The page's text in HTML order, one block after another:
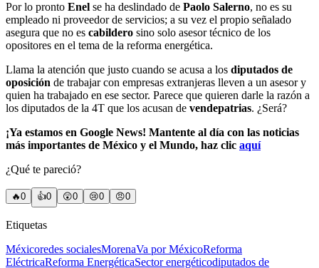
Por lo pronto Enel se ha deslindado de Paolo Salerno, no es su
empleado ni proveedor de servicios; a su vez el propio señalado
asegura que no es cabildero sino solo asesor técnico de los
opositores en el tema de la reforma energética.
Llama la atención que justo cuando se acusa a los diputados de
oposición de trabajar con empresas extranjeras lleven a un asesor y
quien ha trabajado en ese sector. Parece que quieren darle la razón a
los diputados de la 4T que los acusan de vendepatrias. ¿Será?
¡Ya estamos en Google News! Mantente al día con las noticias
más importantes de México y el Mundo, haz clic aquí
¿Qué te pareció?
🔥0 👍0 😲0 😢0 😠0
Etiquetas
Méxicoredes socialesMorenaVa por MéxicoReforma
EléctricaReforma EnergéticaSector energéticodiputados de